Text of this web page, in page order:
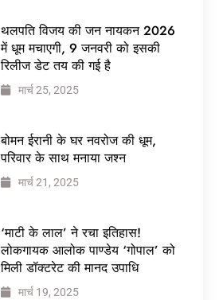
थलपति विजय की जन नायकन 2026
में धूम मचाएगी, 9 जनवरी को इसकी
रिलीज डेट तय की गई है
मार्च 25, 2025
बोमन ईरानी के घर नवरोज की धूम,
परिवार के साथ मनाया जश्न
मार्च 21, 2025
‘माटी के लाल’ ने रचा इतिहास!
लोकगायक आलोक पाण्डेय ‘गोपाल’ को
मिली डॉक्टरेट की मानद उपाधि
मार्च 19, 2025